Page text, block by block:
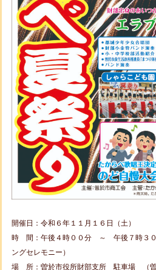
開催日：令和６年１１月１６日（土）
時 間：午後４時００分 ～ 午後７時３０
ングセレモニー）
場 所：曽於市役所財部支所 駐車場 （曽